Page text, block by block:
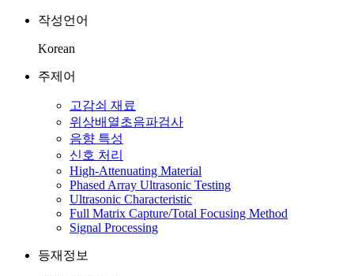
작성언어
Korean
주제어
고감쇠 재료
위상배열초음파검사
음향 특성
신호 처리
High-Attenuating Material
Phased Array Ultrasonic Testing
Ultrasonic Characteristic
Full Matrix Capture/Total Focusing Method
Signal Processing
등재정보